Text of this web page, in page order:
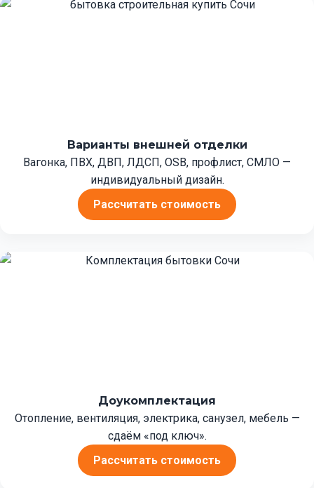
Варианты внешней отделки
Вагонка, ПВХ, ДВП, ЛДСП, OSB, профлист, СМЛО —
индивидуальный дизайн.
Рассчитать стоимость
Доукомплектация
Отопление, вентиляция, электрика, санузел, мебель —
сдаём «под ключ».
Рассчитать стоимость